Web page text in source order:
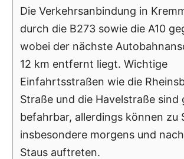
Die Verkehrsanbindung in
durch die B273 sowie die A10
wobei der nächste
12 km entfernt liegt. Wichtige
Einfahrtsstraßen wie die
Straße und die Havelstraße sind
befahrbar, allerdings können zu
insbesondere morgens und
Staus auftreten.